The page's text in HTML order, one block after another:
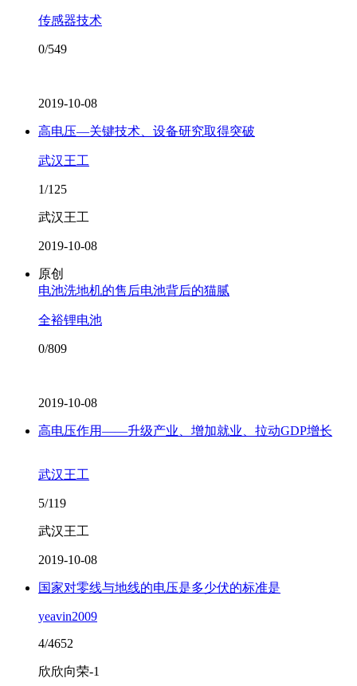
传感器技术
0/549
2019-10-08
高电压—关键技术、设备研究取得突破
武汉王工
1/125
武汉王工
2019-10-08
原创
电池洗地机的售后电池背后的猫腻
全裕锂电池
0/809
2019-10-08
高电压作用——升级产业、增加就业、拉动GDP增长
武汉王工
5/119
武汉王工
2019-10-08
国家对零线与地线的电压是多少伏的标准是
yeavin2009
4/4652
欣欣向荣-1